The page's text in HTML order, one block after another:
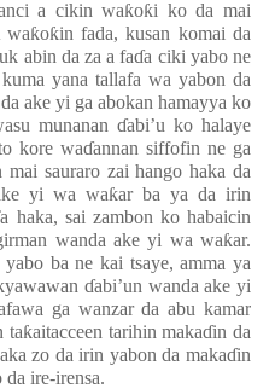
a cikin waƙoƙi ko da mai
waƙoƙin fada, kusan komai da
abin da za a faɗa ciki yabo ne
yana tallafa wa yabon da
ake yi ga abokan hamayya ko
munanan ɗabi’u ko halaye
kore waɗannan siffofin ne ga
mai sauraro zai hango haka da
yi wa waƙar ba ya da irin
haka, sai zambon ko habaicin
wanda ake yi wa waƙar.
ba ne kai tsaye, amma ya
ɗabi’un wanda ake yi
ga wanzar da abu kamar
taƙaitacceen tarihin makaɗin da
aka zo da irin yabon da makaɗin
ire-irensa.